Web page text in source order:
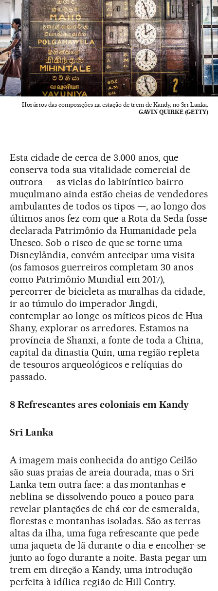
Horários das composições na estação de trem de Kandy, no Sri Lanka.
GAVIN QUIRKE (GETTY)
Esta cidade de cerca de 3.000 anos, que
conserva toda sua vitalidade comercial de
outrora — as vielas do labiríntico bairro
muçulmano ainda estão cheias de vendedores
ambulantes de todos os tipos —, ao longo dos
últimos anos fez com que a Rota da Seda fosse
declarada Patrimônio da Humanidade pela
Unesco. Sob o risco de que se torne uma
Disneylândia, convém antecipar uma visita
(os famosos guerreiros completam 30 anos
como Patrimônio Mundial em 2017),
percorrer de bicicleta as muralhas da cidade,
ir ao túmulo do imperador Jingdi,
contemplar ao longe os míticos picos de Hua
Shany, explorar os arredores. Estamos na
província de Shanxi, a fonte de toda a China,
capital da dinastia Quin, uma região repleta
de tesouros arqueológicos e relíquias do
passado.
8 Refrescantes ares coloniais em Kandy
Sri Lanka
A imagem mais conhecida do antigo Ceilão
são suas praias de areia dourada, mas o Sri
Lanka tem outra face: a das montanhas e
neblina se dissolvendo pouco a pouco para
revelar plantações de chá cor de esmeralda,
florestas e montanhas isoladas. São as terras
altas da ilha, uma fuga refrescante que pede
uma jaqueta de lã durante o dia e encolher-se
junto ao fogo durante a noite. Basta pegar um
trem em direção a Kandy, uma introdução
perfeita à idílica região de Hill Contry.